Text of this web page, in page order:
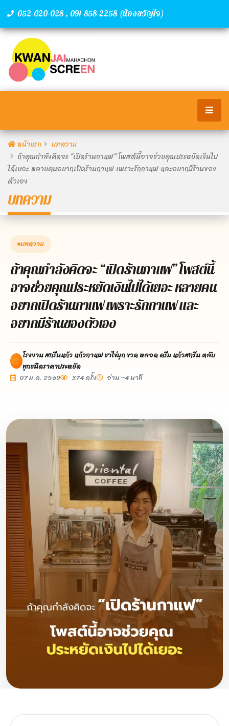
052-020-028 , 091-858-2258 (น้องขวัญใจ)
หน้าแรก
บทความ
ถ้าคุณกำลังคิดจะ “เปิดร้านกาแฟ” โพสต์นี้อาจช่วยคุณประหยัดเงินไป
ได้เยอะ หลายคนอยากเปิดร้านกาแฟ เพราะรักกาแฟ และอยากมีร้านของ
ตัวเอง
บทความ
บทความ
ถ้าคุณกำลังคิดจะ “เปิดร้านกาแฟ” โพสต์นี้
อาจช่วยคุณประหยัดเงินไปได้เยอะ หลายคน
อยากเปิดร้านกาแฟ เพราะรักกาแฟ และ
อยากมีร้านของตัวเอง
โรงงาน สกรีนแก้ว แก้วกาแฟ ชาไข่มุก ขวด หลอด ครีม แก้วสกรีน ตลับ
ทุกชนิดราคาประหยัด
07 ม.ค. 2569
374 ครั้ง อ่าน ~4 นาที